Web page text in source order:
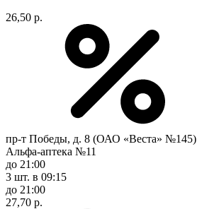
26,50 р.
пр-т Победы, д. 8 (ОАО «Веста» №145)
Альфа-аптека №11
до 21:00
3 шт. в 09:15
до 21:00
27,70 р.